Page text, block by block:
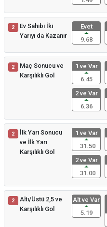
2
Ev Sahibi İki
Yarıyı da Kazanır
Evet
9.68
2
Maç Sonucu ve
Karşılıklı Gol
1 ve Var
6.45
2 ve Var
6.36
2
İlk Yarı Sonucu
ve İlk Yarı
Karşılıklı Gol
1 ve Var
31.50
2 ve Var
31.00
2
Altı/Üstü 2,5 ve
Karşılıklı Gol
Alt ve Var
5.19